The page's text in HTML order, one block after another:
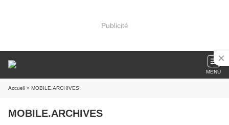
Publicité
MENU
Accueil » MOBILE.ARCHIVES
MOBILE.ARCHIVES